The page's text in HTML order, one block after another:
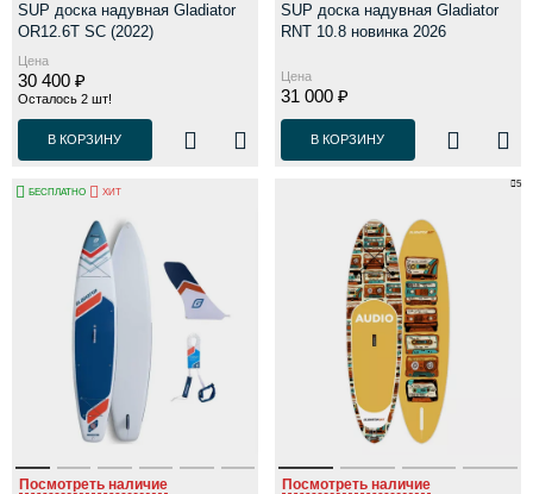
SUP доска надувная Gladiator
OR12.6T SC (2022)
Цена
30 400 ₽
Осталось 2 шт!
В КОРЗИНУ
SUP доска надувная Gladiator
RNT 10.8 новинка 2026
Цена
31 000 ₽
В КОРЗИНУ
БЕСПЛАТНО ХИТ
Посмотреть наличие
5
Посмотреть наличие